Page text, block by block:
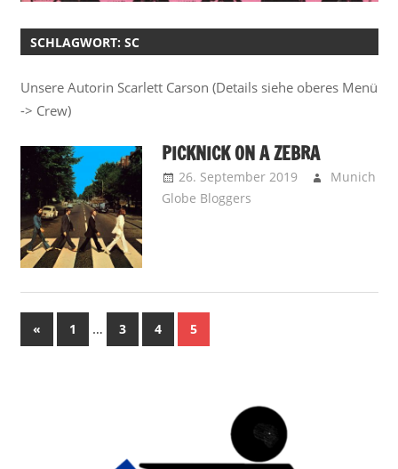
SCHLAGWORT: SC
Unsere Autorin Scarlett Carson (Details siehe oberes Menü
-> Crew)
PICKNICK ON A ZEBRA
26. September 2019
Munich
Globe Bloggers
Seitennummerierung
«Vorherige
Beiträge
1 … 3 4 5